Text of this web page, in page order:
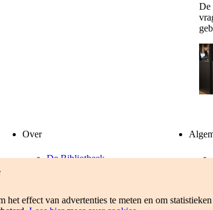
het effect van advertenties te meten en om
De
Over
De Bibliotheek
Jaarverslag